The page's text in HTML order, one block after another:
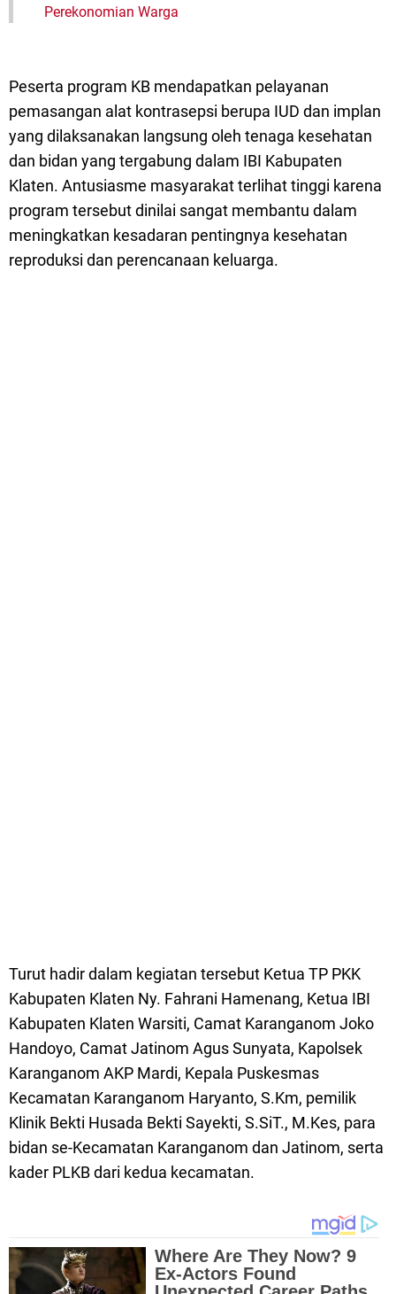
Perekonomian Warga
Peserta program KB mendapatkan pelayanan
pemasangan alat kontrasepsi berupa IUD dan implan
yang dilaksanakan langsung oleh tenaga kesehatan
dan bidan yang tergabung dalam IBI Kabupaten
Klaten. Antusiasme masyarakat terlihat tinggi karena
program tersebut dinilai sangat membantu dalam
meningkatkan kesadaran pentingnya kesehatan
reproduksi dan perencanaan keluarga.
Turut hadir dalam kegiatan tersebut Ketua TP PKK
Kabupaten Klaten Ny. Fahrani Hamenang, Ketua IBI
Kabupaten Klaten Warsiti, Camat Karanganom Joko
Handoyo, Camat Jatinom Agus Sunyata, Kapolsek
Karanganom AKP Mardi, Kepala Puskesmas
Kecamatan Karanganom Haryanto, S.Km, pemilik
Klinik Bekti Husada Bekti Sayekti, S.SiT., M.Kes, para
bidan se-Kecamatan Karanganom dan Jatinom, serta
kader PLKB dari kedua kecamatan.